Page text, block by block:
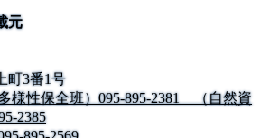
元
町3番1号
多様性保全班）095-895-2381 （自然資
2385